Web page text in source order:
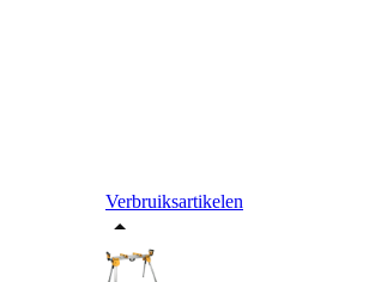
Verbruiksartikelen